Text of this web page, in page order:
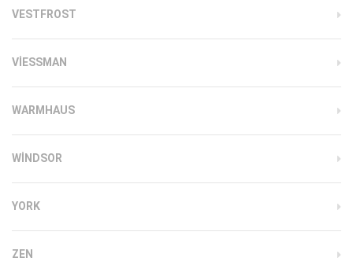
VESTFROST
VIESSMAN
WARMHAUS
WINDSOR
YORK
ZEN